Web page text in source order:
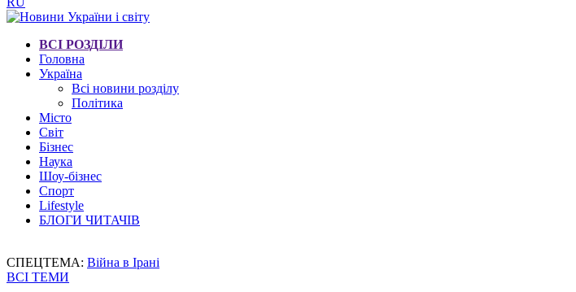
ВСІ РОЗДІЛИ
Головна
Україна
Всі новини розділу
Політика
Місто
Світ
Бізнес
Наука
Шоу-бізнес
Спорт
Lifestyle
БЛОГИ ЧИТАЧІВ
СПЕЦТЕМА: Війна в Ірані
ВСІ ТЕМИ